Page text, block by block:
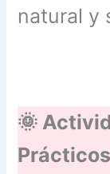
natural y
🌞
Prácticos